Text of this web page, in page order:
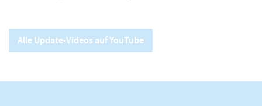
Alle Update-Videos auf YouTube